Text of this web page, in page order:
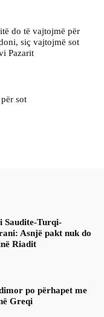
do të vajtojmë për
siç vajtojmë sot
Pazarit
sot
Saudite-Turqi-
Asnjë pakt nuk do
Riadit
po përhapet me
Greqi